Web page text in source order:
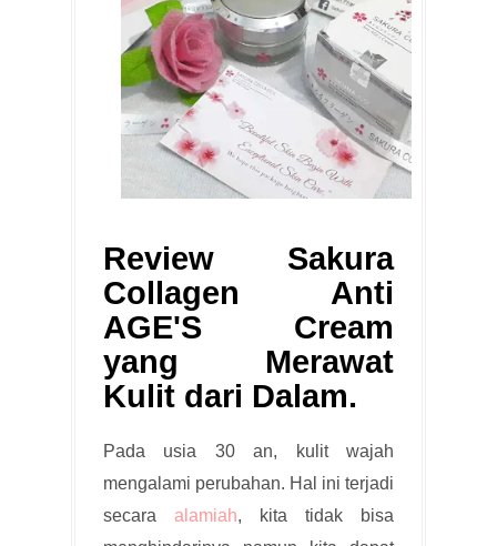
Review Sakura
Collagen Anti
AGE'S Cream
yang Merawat
Kulit dari Dalam.
Pada usia 30 an, kulit wajah
mengalami perubahan. Hal ini terjadi
secara alamiah, kita tidak bisa